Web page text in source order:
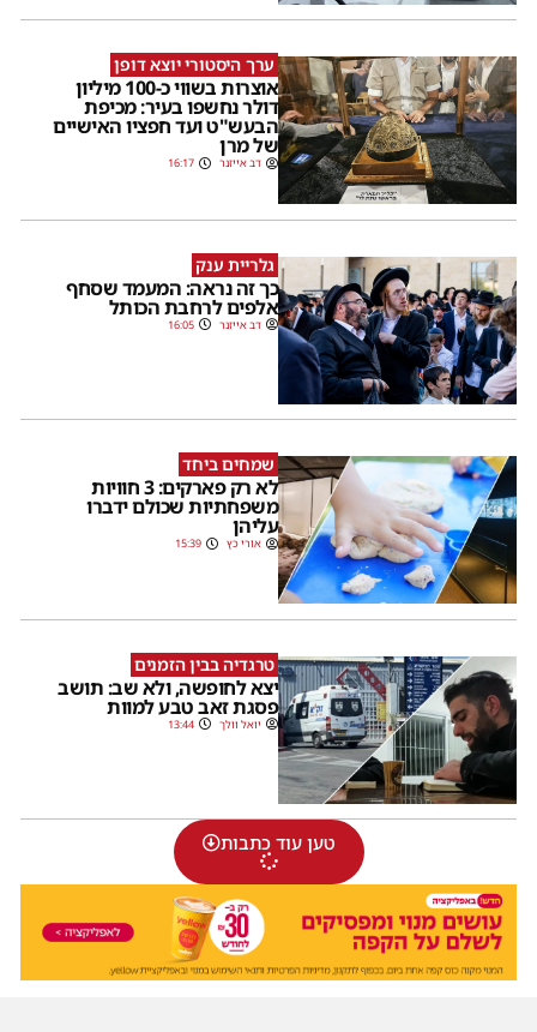
ערך היסטורי יוצא דופן
אוצרות בשווי כ-100 מיליון
דולר נחשפו בעיר: מכיפת
הבעש"ט ועד חפציו האישיים
של מרן
דב אייזנר 16:17
גלריית ענק
כך זה נראה: המעמד שסחף
אלפים לרחבת הכותל
דב אייזנר 16:05
שמחים ביחד
לא רק פארקים: 3 חוויות
משפחתיות שכולם ידברו
עליהן
אורי כץ 15:39
טרגדיה בבין הזמנים
יצא לחופשה, ולא שב: תושב
פסגת זאב טבע למוות
יואל וולך 13:44
טען עוד כתבות